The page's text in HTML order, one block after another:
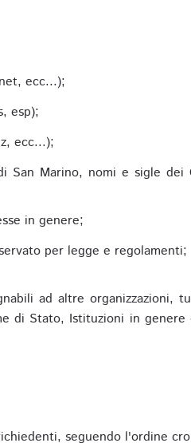
ecc...);
esp);
ecc...);
Marino, nomi e sigle
in genere;
per legge e regolamenti;
ad altre organizzazioni,
di Stato, Istituzioni in
seguendo l'ordine